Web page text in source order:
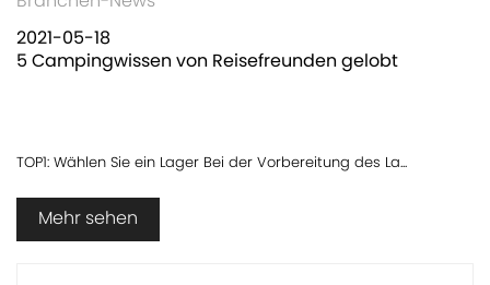
2021-05-18
5 Campingwissen von Reisefreunden gelobt
TOP1: Wählen Sie ein Lager Bei der Vorbereitung des La...
Mehr sehen